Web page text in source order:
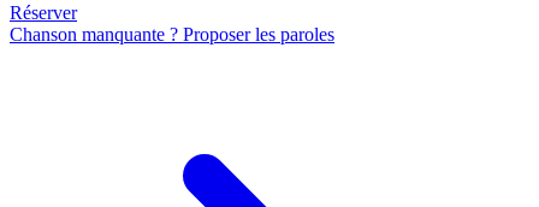
Réserver
Chanson manquante ? Proposer les paroles